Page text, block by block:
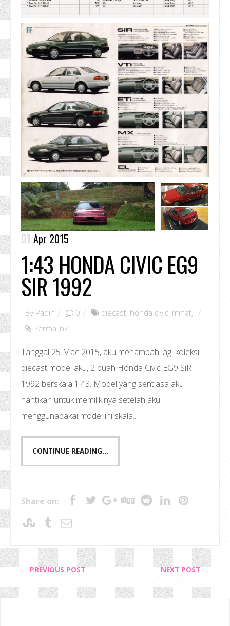
01 Apr 2015
1:43 HONDA CIVIC EG9
SIR 1992
By Padin 0 diecast, honda civic, minat,
Permalink
Tanggal 25 Mac 2015, aku menambah lagi koleksi
diecast model aku, 2 buah Honda Civic EG9 SiR
1992 berskala 1:43. Model yang sentiasa aku
nantikan untuk memilikinya setelah aku
menggunapakai model ini skala...
CONTINUE READING...
Share on:
← PREVIOUS POST NEXT POST →